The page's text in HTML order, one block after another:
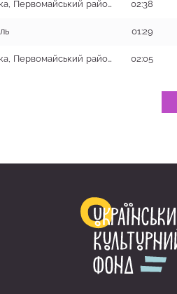
с. Дмитрівка, Первомайський район 02:38
01:29
с. Дмитрівка, Первомайський район 02:05